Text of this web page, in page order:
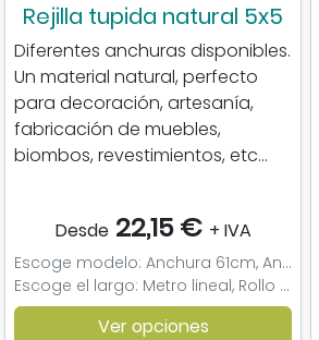
Rejilla tupida natural 5x5
Diferentes anchuras disponibles.
Un material natural, perfecto
para decoración, artesanía,
fabricación de muebles,
biombos, revestimientos, etc...
Desde 22,15 € + IVA
Escoge modelo: Anchura 61cm, Anchura 91cm
Escoge el largo: Metro lineal, Rollo completo (15 m/l), Muestra
Ver opciones